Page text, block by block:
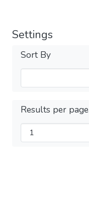
Settings
Sort By
Results per page